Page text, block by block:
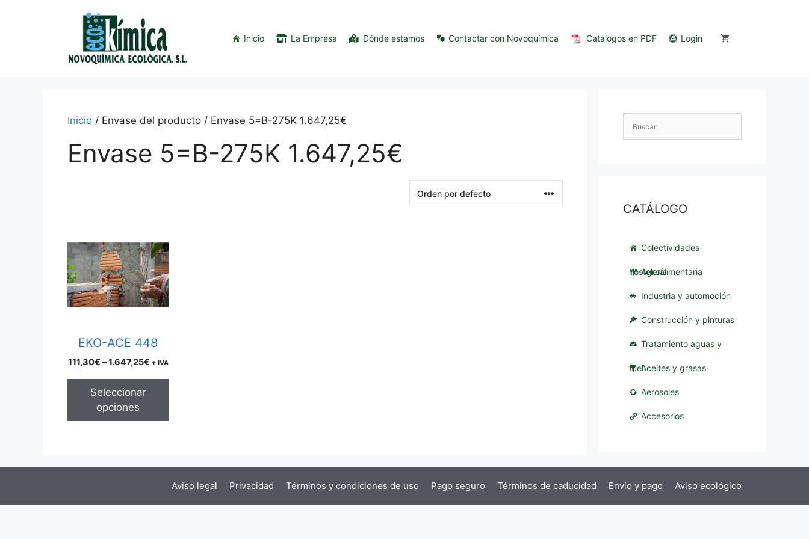
Inicio La Empresa Dónde estamos Contactar con Novoquímica Catálogos en PDF Login
Inicio / Envase del producto / Envase 5=B-275K 1.647,25€
Envase 5=B-275K 1.647,25€
EKO-ACE 448
111,30€ –1.647,25€Price
+ IVA
Seleccionar
opciones
product
has
multiple
variants.
The
may
chosen
on
product
CATÁLOGO
Colectividades
hostelería
Agroalimentaria
Industria y automoción
Construcción y pinturas
Tratamiento aguas y
fuelAceites y grasas
Aerosoles
Accesorios
Aviso legal Privacidad Términos y condiciones de uso Pago seguro Términos de caducidad Envío y pago Aviso ecológico